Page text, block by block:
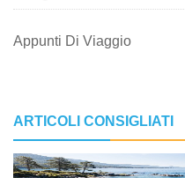
Appunti Di Viaggio
ARTICOLI CONSIGLIATI